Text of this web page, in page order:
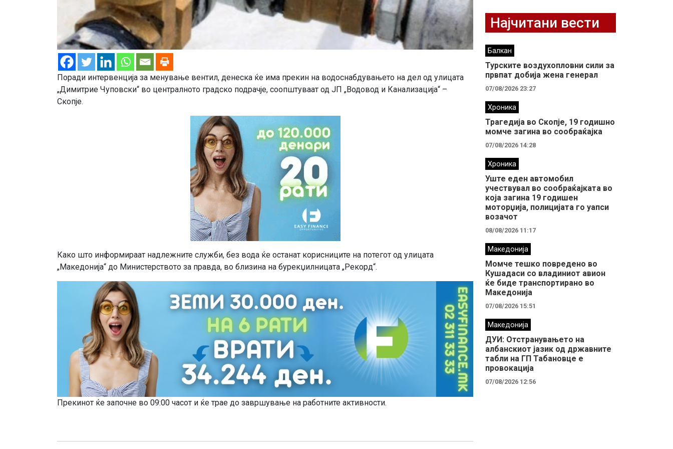
Поради интервенција за менување вентил, денеска ќе има прекин на водоснабдувањето на дел од улицата
„Димитрие Чуповски“ во централното градско подрачје, соопштуваат од ЈП „Водовод и Канализација“ –
Скопје.
Како што информираат надлежните служби, без вода ќе останат корисниците на потегот од улицата
„Македонија“ до Министерството за правда, во близина на бурекџилницата „Рекорд“.
Прекинот ќе започне во 09:00 часот и ќе трае до завршување на работните активности.
Најчитани вести
Балкан
Турските воздухопловни сили за
првпат добија жена генерал
07/08/2026 23:27
Хроника
Трагедија во Скопје, 19 годишно
момче загина во сообраќајка
07/08/2026 14:28
Хроника
Уште еден автомобил
учествувал во сообраќајката во
која загина 19 годишен
моторџија, полицијата го уапси
возачот
08/08/2026 11:17
Македонија
Момче тешко повредено во
Кушадаси со владиниот авион
ќе биде транспортирано во
Македонија
07/08/2026 15:51
Македонија
ДУИ: Отстранувањето на
албанскиот јазик од државните
табли на ГП Табановце е
провокација
07/08/2026 12:56